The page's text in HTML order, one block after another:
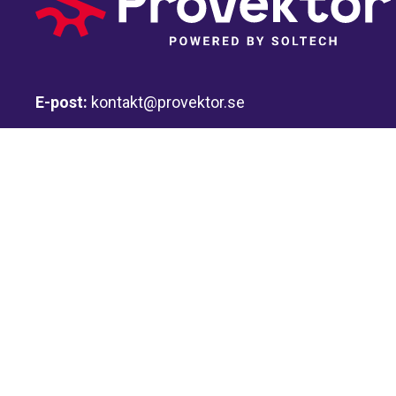
E-post: kontakt@provektor.se